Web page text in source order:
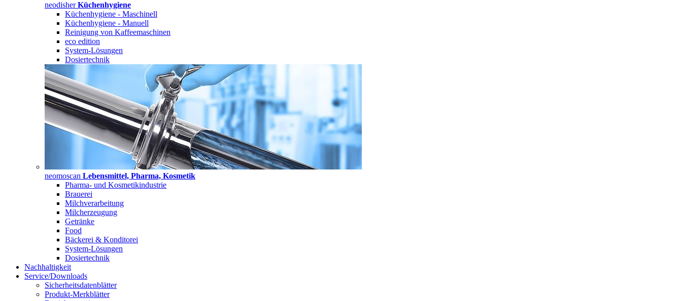
neodisherKüchenhygiene
Küchenhygiene - Maschinell
Küchenhygiene - Manuell
Reinigung von Kaffeemaschinen
eco edition
System-Lösungen
Dosiertechnik
neomoscan Lebensmittel, Pharma, Kosmetik
Pharma- und Kosmetikindustrie
Brauerei
Milchverarbeitung
Milcherzeugung
Getränke
Food
Bäckerei & Konditorei
System-Lösungen
Dosiertechnik
Nachhaltigkeit
Service/Downloads
Sicherheitsdatenblätter
Produkt-Merkblätter